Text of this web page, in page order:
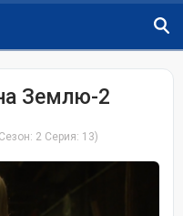
Землю-2
2 Серия: 13)